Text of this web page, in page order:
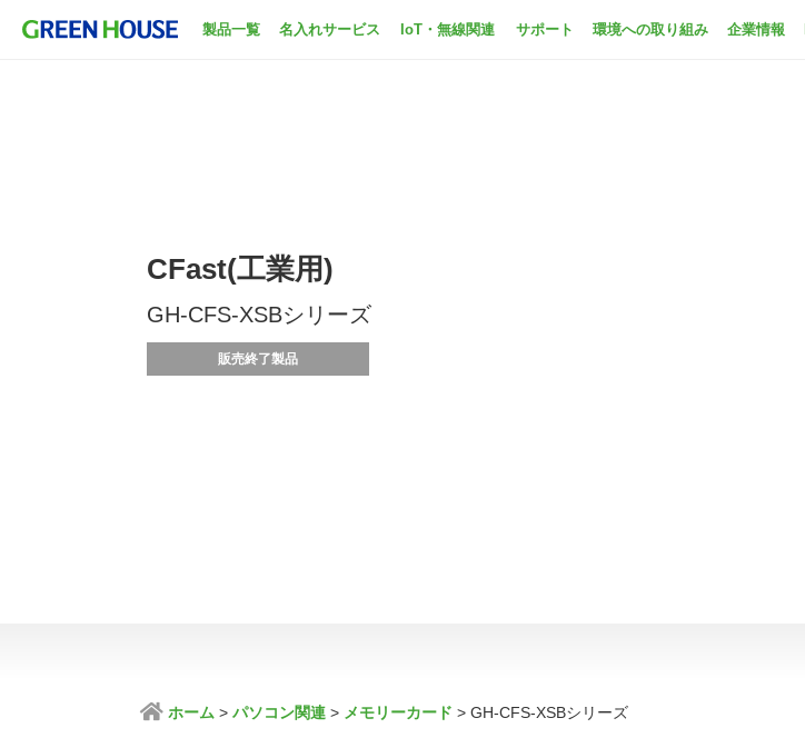
製品一覧 名入れサービス IoT・無線関連 サポート 環境への取り組み 企業情報
CFast(工業用)
GH-CFS-XSBシリーズ
販売終了製品
ホーム パソコン関連 メモリーカード GH-CFS-XSBシリーズ